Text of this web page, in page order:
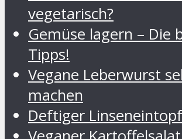
vegetarisch?
Gemüse lagern – Die
Tipps!
Vegane Leberwurst
machen
Deftiger Linseneintopf